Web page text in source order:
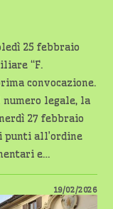
25 febbraio
“F.
convocazione.
numero legale, la
27 febbraio
punti all’ordine
e…
19/02/2026